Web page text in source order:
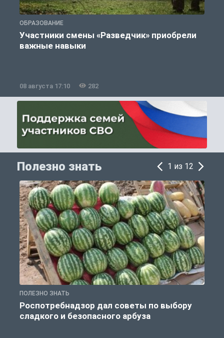
ОБРАЗОВАНИЕ
Участники смены «Разведчик» приобрели
важные навыки
08 августа 17:10 282
Полезно знать 1 из 12
ПОЛЕЗНО ЗНАТЬ
Роспотребнадзор дал советы по выбору
сладкого и безопасного арбуза